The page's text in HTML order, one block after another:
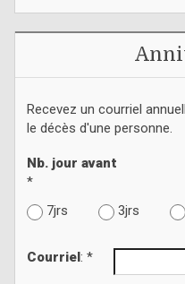
Recevez un courriel
le décès d'une personne.
Nb. jour avant
*
7jrs
3jrs
Courriel : *